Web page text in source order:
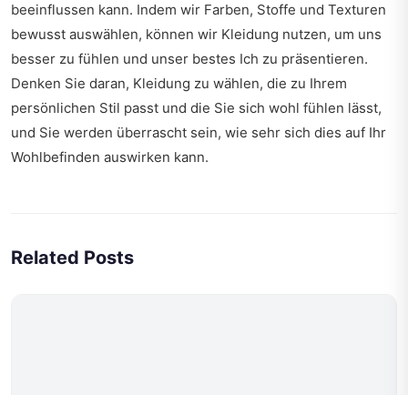
beeinflussen kann. Indem wir Farben, Stoffe und Texturen
bewusst auswählen, können wir Kleidung nutzen, um uns
besser zu fühlen und unser bestes Ich zu präsentieren.
Denken Sie daran, Kleidung zu wählen, die zu Ihrem
persönlichen Stil passt und die Sie sich wohl fühlen lässt,
und Sie werden überrascht sein, wie sehr sich dies auf Ihr
Wohlbefinden auswirken kann.
Related Posts